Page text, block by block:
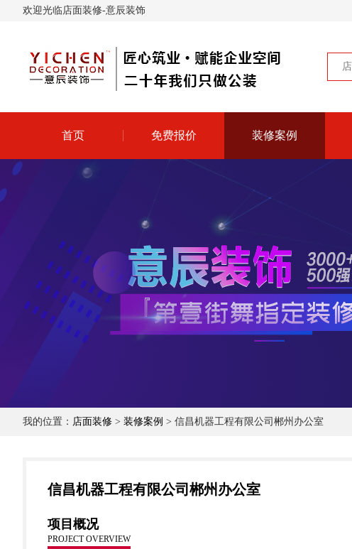
欢迎光临店面装修-意辰装饰
首页 免费报价 装修案例
我的位置： 店面装修 > 装修案例 > 信昌机器工程有限公司郴州办公室
信昌机器工程有限公司郴州办公室
项目概况
PROJECT OVERVIEW